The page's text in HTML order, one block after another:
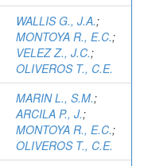
WALLIS G., J.A.;
MONTOYA R., E.C.;
VELEZ Z., J.C.;
OLIVEROS T., C.E.
MARIN L., S.M.;
ARCILA P., J.;
MONTOYA R., E.C.;
OLIVEROS T., C.E.